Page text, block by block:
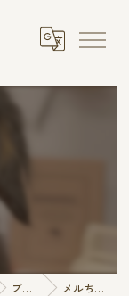
ブログ メルちゃん🍁